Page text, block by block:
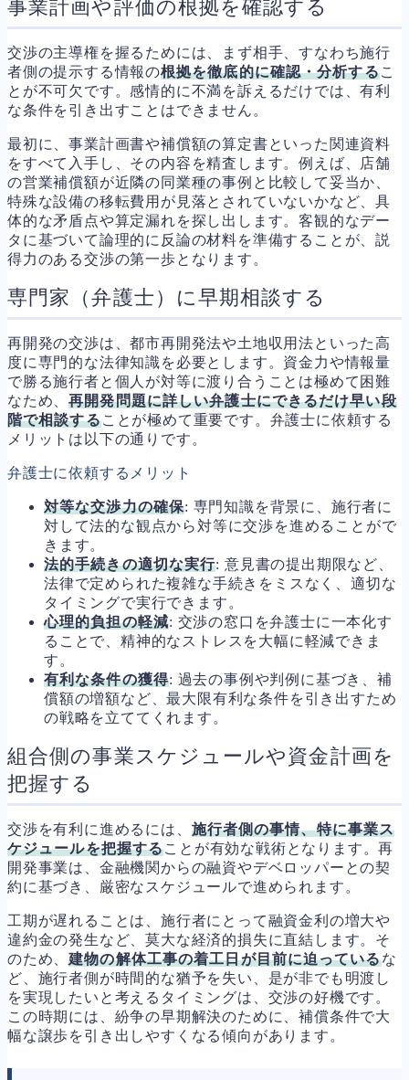
事業計画や評価の根拠を確認する
交渉の主導権を握るためには、まず相手、すなわち施行
者側の提示する情報の根拠を徹底的に確認・分析するこ
とが不可欠です。感情的に不満を訴えるだけでは、有利
な条件を引き出すことはできません。
最初に、事業計画書や補償額の算定書といった関連資料
をすべて入手し、その内容を精査します。例えば、店舗
の営業補償額が近隣の同業種の事例と比較して妥当か、
特殊な設備の移転費用が見落とされていないかなど、具
体的な矛盾点や算定漏れを探し出します。客観的なデー
タに基づいて論理的に反論の材料を準備することが、説
得力のある交渉の第一歩となります。
専門家（弁護士）に早期相談する
再開発の交渉は、都市再開発法や土地収用法といった高
度に専門的な法律知識を必要とします。資金力や情報量
で勝る施行者と個人が対等に渡り合うことは極めて困難
なため、再開発問題に詳しい弁護士にできるだけ早い段
階で相談することが極めて重要です。弁護士に依頼する
メリットは以下の通りです。
弁護士に依頼するメリット
対等な交渉力の確保: 専門知識を背景に、施行者に
対して法的な観点から対等に交渉を進めることがで
きます。
法的手続きの適切な実行: 意見書の提出期限など、
法律で定められた複雑な手続きをミスなく、適切な
タイミングで実行できます。
心理的負担の軽減: 交渉の窓口を弁護士に一本化す
ることで、精神的なストレスを大幅に軽減できま
す。
有利な条件の獲得: 過去の事例や判例に基づき、補
償額の増額など、最大限有利な条件を引き出すため
の戦略を立ててくれます。
組合側の事業スケジュールや資金計画を
把握する
交渉を有利に進めるには、 施行者側の事情、特に事業ス
ケジュールを把握することが有効な戦術となります。再
開発事業は、金融機関からの融資やデベロッパーとの契
約に基づき、厳密なスケジュールで進められます。
工期が遅れることは、施行者にとって融資金利の増大や
違約金の発生など、莫大な経済的損失に直結します。そ
のため、建物の解体工事の着工日が目前に迫っているな
ど、施行者側が時間的な猶予を失い、是が非でも明渡し
を実現したいと考えるタイミングは、交渉の好機です。
この時期には、紛争の早期解決のために、補償条件で大
幅な譲歩を引き出しやすくなる傾向があります。